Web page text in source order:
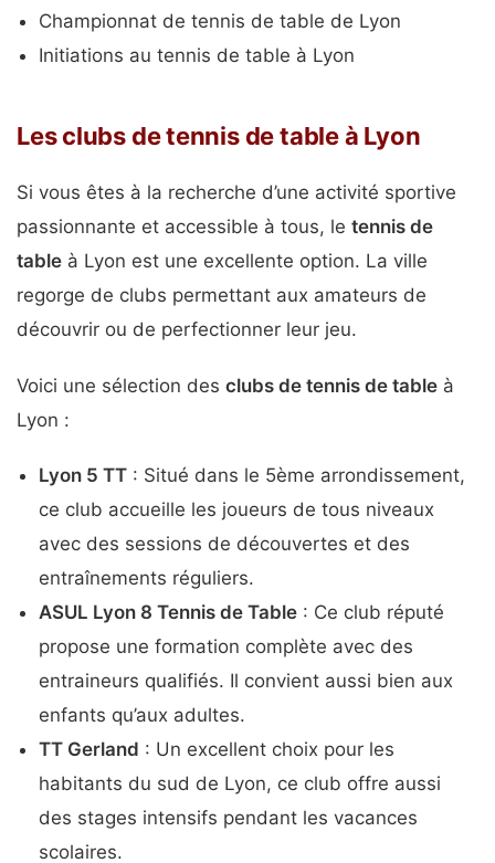
Championnat de tennis de table de Lyon
Initiations au tennis de table à Lyon
Les clubs de tennis de table à Lyon
Si vous êtes à la recherche d’une activité sportive
passionnante et accessible à tous, le tennis de
table à Lyon est une excellente option. La ville
regorge de clubs permettant aux amateurs de
découvrir ou de perfectionner leur jeu.
Voici une sélection des clubs de tennis de table à
Lyon :
Lyon 5 TT : Situé dans le 5ème arrondissement,
ce club accueille les joueurs de tous niveaux
avec des sessions de découvertes et des
entraînements réguliers.
ASUL Lyon 8 Tennis de Table : Ce club réputé
propose une formation complète avec des
entraineurs qualifiés. Il convient aussi bien aux
enfants qu’aux adultes.
TT Gerland : Un excellent choix pour les
habitants du sud de Lyon, ce club offre aussi
des stages intensifs pendant les vacances
scolaires.